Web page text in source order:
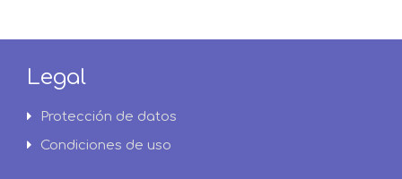
Legal
Protección de datos
Condiciones de uso